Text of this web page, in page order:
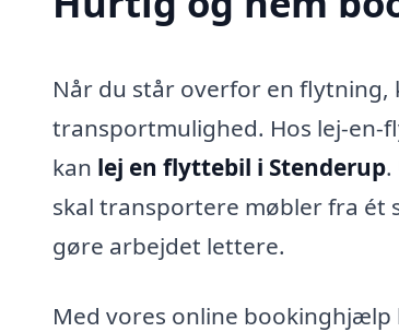
Når du står overfor en
transportmulighed. Hos lej-
kan lej en flyttebil i Stenderup
skal transportere møbler fra ét
gøre arbejdet lettere.
Med vores online